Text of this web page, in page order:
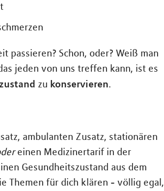
passieren? Schon, oder? Weiß man
jeden von uns treffen kann, ist es
zu konservieren.
ambulanten Zusatz, stationären
einen Medizinertarif in der
Gesundheitszustand aus dem
Themen für dich klären - völlig egal,